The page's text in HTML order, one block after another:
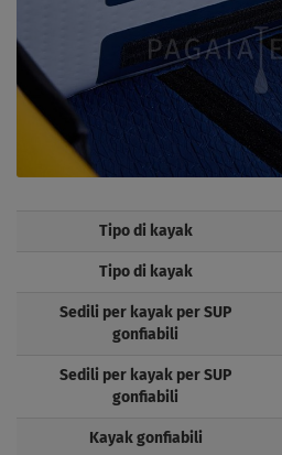
Tipo di kayak
Tipo di kayak
Sedili per kayak per SUP
gonfiabili
Sedili per kayak per SUP
gonfiabili
Kayak gonfiabili